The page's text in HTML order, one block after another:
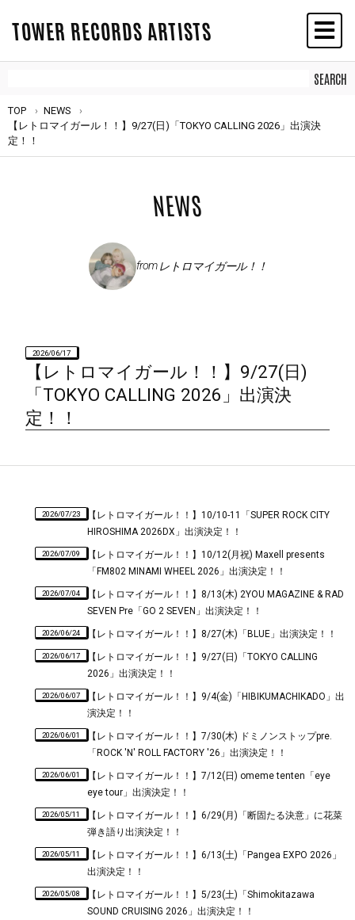
TOWER RECORDS ARTISTS
TOP
NEWS
【レトロマイガール！！】9/27(日)「TOKYO CALLING 2026」出演決
定！！
NEWS
from レトロマイガール！！
2026/06/17
【レトロマイガール！！】9/27(日)
「TOKYO CALLING 2026」出演決
定！！
2026/07/23
【レトロマイガール！！】10/10-11「SUPER ROCK CITY
HIROSHIMA 2026DX」出演決定！！
2026/07/09
【レトロマイガール！！】10/12(月祝) Maxell presents
「FM802 MINAMI WHEEL 2026」出演決定！！
2026/07/04
【レトロマイガール！！】8/13(木) 2YOU MAGAZINE & RAD
SEVEN Pre「GO 2 SEVEN」出演決定！！
2026/06/24 【レトロマイガール！！】8/27(木)「BLUE」出演決定！！
2026/06/17
【レトロマイガール！！】9/27(日)「TOKYO CALLING
2026」出演決定！！
2026/06/07
【レトロマイガール！！】9/4(金)「HIBIKUMACHIKADO」出
演決定！！
2026/06/01
【レトロマイガール！！】7/30(木) ドミノンストップpre.
「ROCK 'N' ROLL FACTORY '26」出演決定！！
2026/06/01
【レトロマイガール！！】7/12(日) omeme tenten「eye
eye tour」出演決定！！
2026/05/11
【レトロマイガール！！】6/29(月)「断固たる決意」に花菜
弾き語り出演決定！！
2026/05/11
【レトロマイガール！！】6/13(土)「Pangea EXPO 2026」
出演決定！！
2026/05/08
【レトロマイガール！！】5/23(土)「Shimokitazawa
SOUND CRUISING 2026」出演決定！！